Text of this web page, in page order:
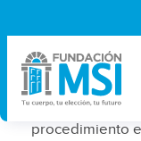
Precio
Precio del SIU
que influyen en
procedimiento